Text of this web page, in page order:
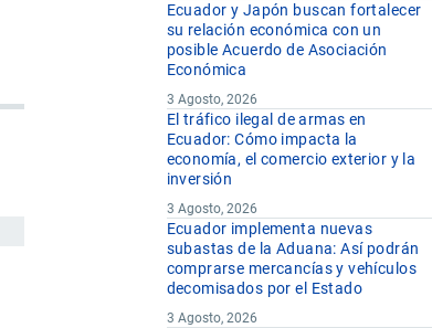
Ecuador y Japón buscan fortalecer
su relación económica con un
posible Acuerdo de Asociación
Económica
3 Agosto, 2026
El tráfico ilegal de armas en
Ecuador: Cómo impacta la
economía, el comercio exterior y la
inversión
3 Agosto, 2026
Ecuador implementa nuevas
subastas de la Aduana: Así podrán
comprarse mercancías y vehículos
decomisados por el Estado
3 Agosto, 2026